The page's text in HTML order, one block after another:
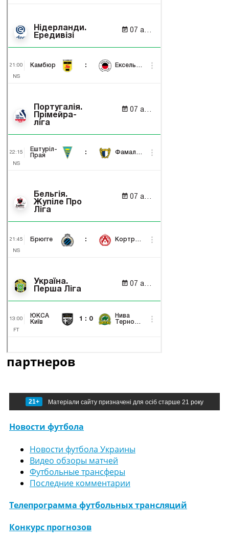
партнеров
21+ Матеріали сайту призначені для осіб старше 21 року
Новости футбола
Новости футбола Украины
Видео обзоры матчей
Футбольные трансферы
Последние комментарии
Телепрограмма футбольных трансляций
Конкурс прогнозов